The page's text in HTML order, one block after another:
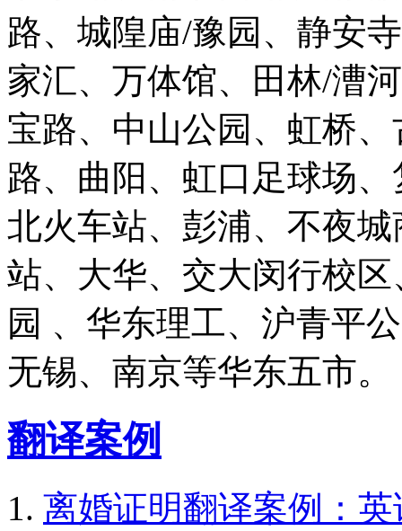
路、城隍庙/豫园、静安
家汇、万体馆、田林/漕
宝路、中山公园、虹桥
路、曲阳、虹口足球场
北火车站、彭浦、不夜
站、大华、交大闵行校
园 、华东理工、沪青平
无锡、南京等华东五市。
翻译案例
离婚证明翻译案例：英